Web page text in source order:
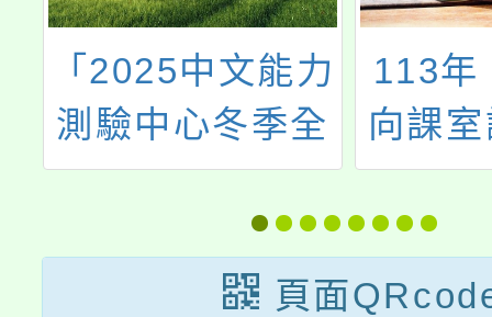
「2025中文能力
測驗中心冬季全
國大會考」
113年
向課
建置
畫」
向評
頁面